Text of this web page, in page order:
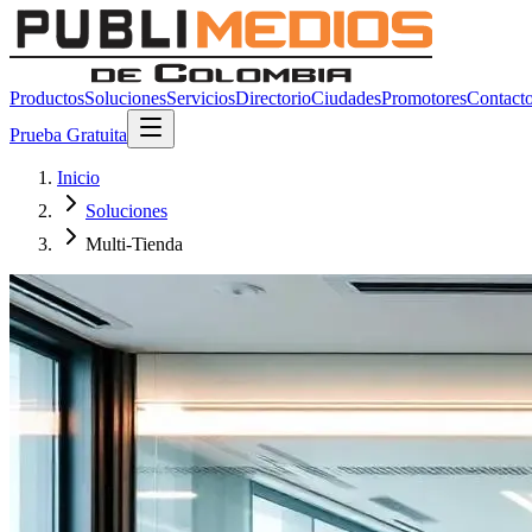
ProductosSolucionesServiciosDirectorioCiudadesPromotores
Prueba Gratuita
Inicio
Soluciones
Multi-Tienda